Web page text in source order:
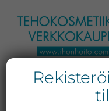
pääsisältöön
ensisijaiseen
sivupalkkiin
alatunnisteeseen
Verkkokaupasta